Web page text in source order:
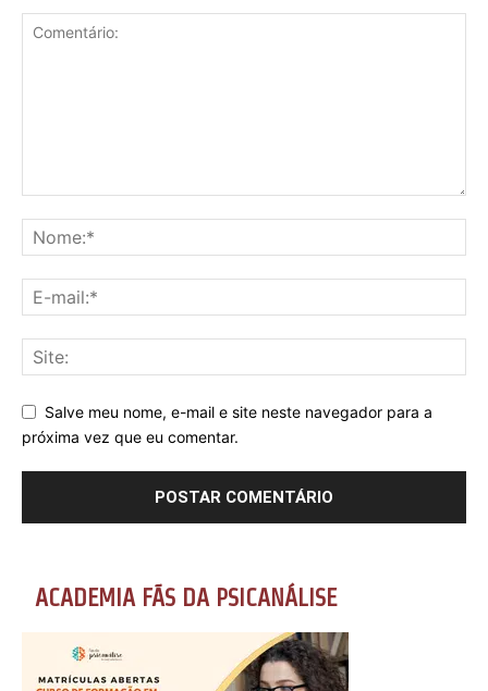
Salve meu nome, e-mail e site neste navegador para a
próxima vez que eu comentar.
ACADEMIA FÃS DA PSICANÁLISE